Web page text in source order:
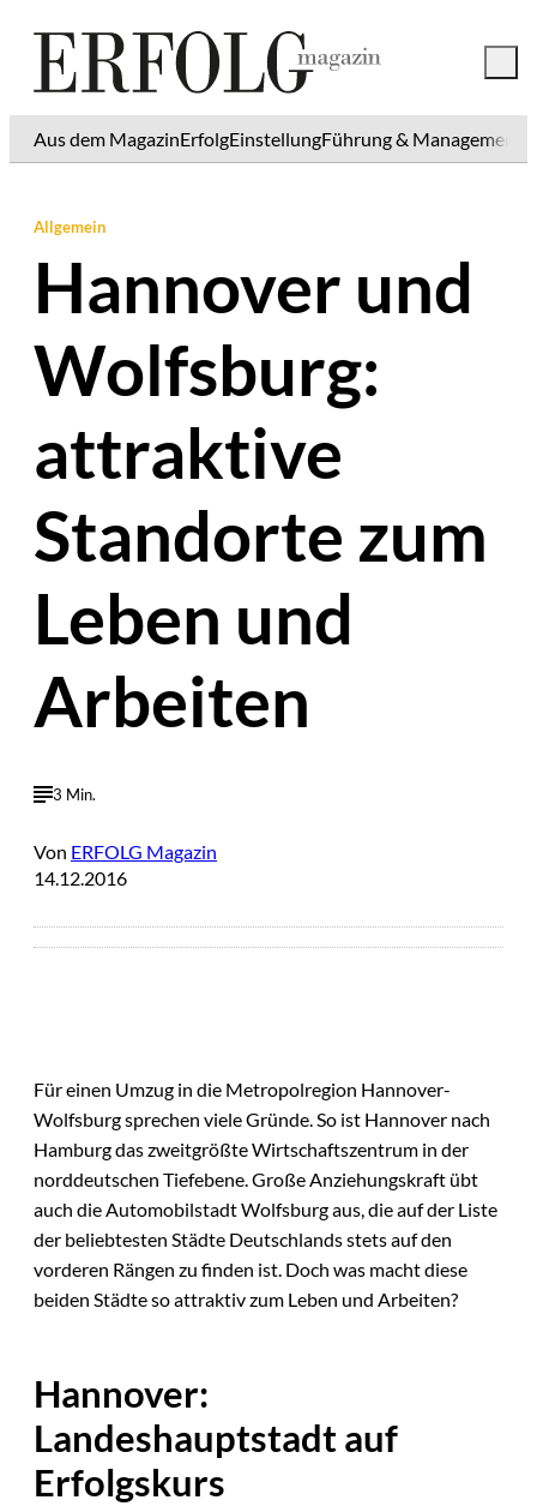
Aus dem MagazinErfolgEinstellungFührung & Management
Allgemein
Hannover und
Wolfsburg:
attraktive
Standorte zum
Leben und
Arbeiten
3 Min.
Von ERFOLG Magazin
14.12.2016
Für einen Umzug in die Metropolregion Hannover-
Wolfsburg sprechen viele Gründe. So ist Hannover nach
Hamburg das zweitgrößte Wirtschaftszentrum in der
norddeutschen Tiefebene. Große Anziehungskraft übt
auch die Automobilstadt Wolfsburg aus, die auf der Liste
der beliebtesten Städte Deutschlands stets auf den
vorderen Rängen zu finden ist. Doch was macht diese
beiden Städte so attraktiv zum Leben und Arbeiten?
Hannover:
Landeshauptstadt auf
Erfolgskurs